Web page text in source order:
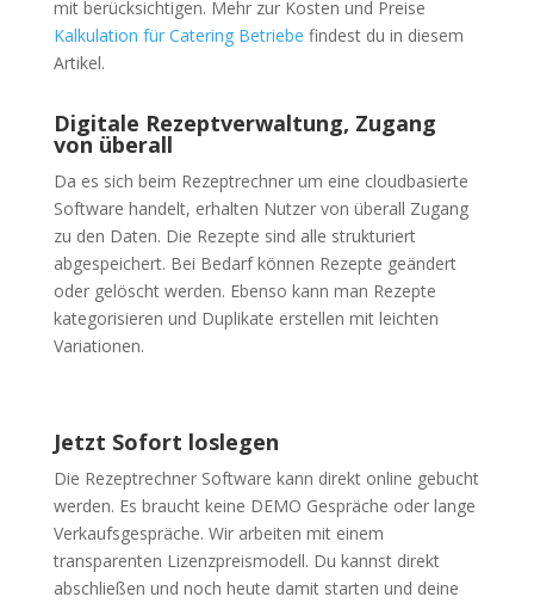
mit berücksichtigen. Mehr zur Kosten und Preise
Kalkulation für Catering Betriebe findest du in diesem
Artikel.
Digitale Rezeptverwaltung, Zugang
von überall
Da es sich beim Rezeptrechner um eine cloudbasierte
Software handelt, erhalten Nutzer von überall Zugang
zu den Daten. Die Rezepte sind alle strukturiert
abgespeichert. Bei Bedarf können Rezepte geändert
oder gelöscht werden. Ebenso kann man Rezepte
kategorisieren und Duplikate erstellen mit leichten
Variationen.
Jetzt Sofort loslegen
Die Rezeptrechner Software kann direkt online gebucht
werden. Es braucht keine DEMO Gespräche oder lange
Verkaufsgespräche. Wir arbeiten mit einem
transparenten Lizenzpreismodell. Du kannst direkt
abschließen und noch heute damit starten und deine